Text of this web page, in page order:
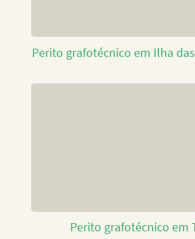
Perito grafotécnico em Ilha
Perito grafotécnico em